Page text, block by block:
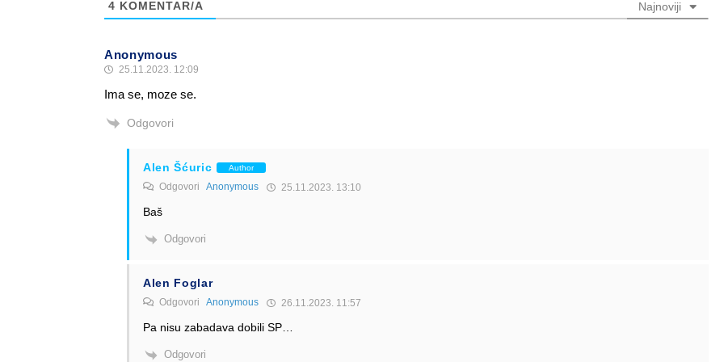
4 KOMENTAR/A Najnoviji
Anonymous
25.11.2023. 12:09
Ima se, moze se.
Odgovori
Alen Šćuric Author
Odgovori Anonymous 25.11.2023. 13:10
Baš
Odgovori
Alen Foglar
Odgovori Anonymous 26.11.2023. 11:57
Pa nisu zabadava dobili SP…
Odgovori